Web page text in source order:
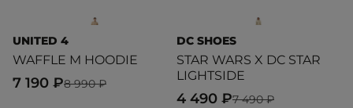
UNITED 4
WAFFLE M HOODIE
8 990 ₽
7 190 ₽
DC SHOES
STAR WARS X DC STAR
LIGHTSIDE
7 490 ₽
4 490 ₽